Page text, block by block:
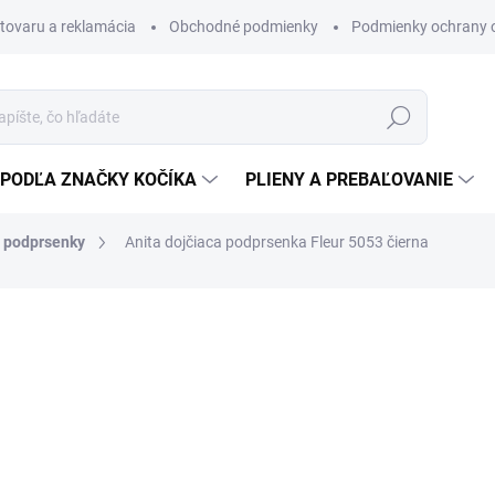
a reklamácia Obchodné podmienky Podmienky ochrany
Hľadať
ZNAČKY KOČÍKA PLIENY A PREBAĽOVANIE
podprsenky Anita dojčiaca podprsenka Fleur 5053 čierna